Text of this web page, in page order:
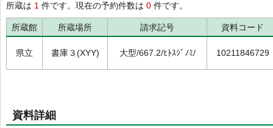
所蔵は 1 件です。現在の予約件数は 0 件です。
所蔵館 所蔵場所 請求記号 資料コード
県立 書庫３(XYY) 大型/667.2/ﾋﾄｽｼﾞﾉﾐ/ 10211846729
資料詳細